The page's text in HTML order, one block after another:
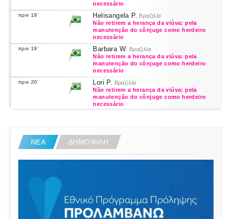
necessário
πριν 18' Helisangela P. Βραζιλία
Não retirem a herança da viúva: pela
manutenção do cônjuge como herdeiro
necessário
πριν 19' Barbara W. Βραζιλία
Não retirem a herança da viúva: pela
manutenção do cônjuge como herdeiro
necessário
πριν 20' Lori P. Βραζιλία
Não retirem a herança da viúva: pela
manutenção do cônjuge como herdeiro
necessário
ΝΕΑ ΔΗΜΟΦΙΛΗ